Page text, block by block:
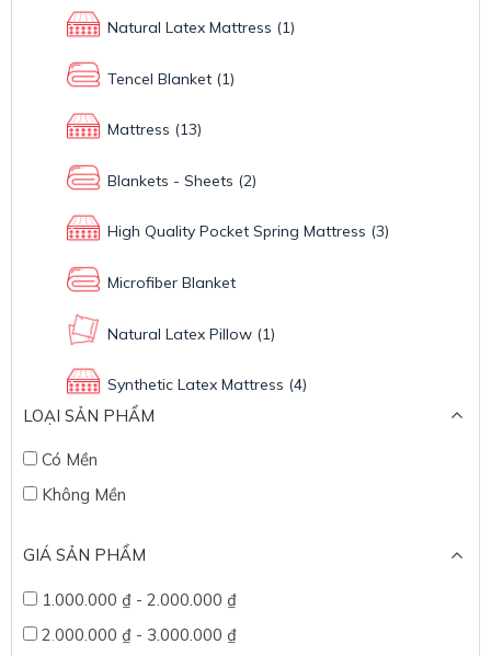
Natural Latex Mattress (1)
Tencel Blanket (1)
Mattress (13)
Blankets - Sheets (2)
High Quality Pocket Spring Mattress (3)
Microfiber Blanket
Natural Latex Pillow (1)
Synthetic Latex Mattress (4)
LOẠI SẢN PHẨM
Có Mền
Không Mền
GIÁ SẢN PHẨM
1.000.000 ₫ - 2.000.000 ₫
2.000.000 ₫ - 3.000.000 ₫